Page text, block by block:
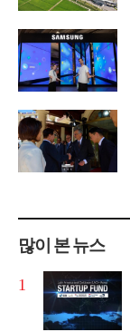
많이 본 뉴스